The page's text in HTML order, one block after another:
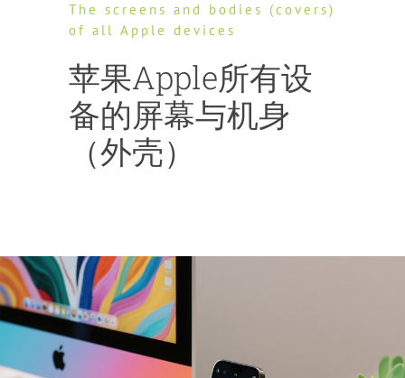
The screens and bodies (covers)
of all Apple devices
苹果Apple所有设
备的屏幕与机身
（外壳）